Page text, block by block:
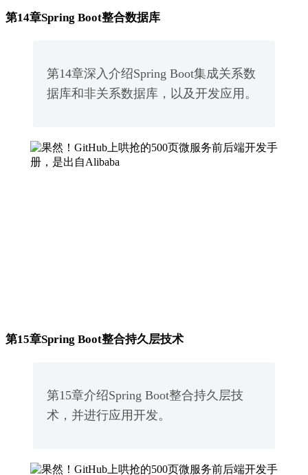
第14章Spring Boot整合数据库
第14章深入介绍Spring Boot集成关系数
据库和非关系数据库，以及开发应用。
第15章Spring Boot整合持久层技术
第15章介绍Spring Boot整合持久层技
术，并进行应用开发。